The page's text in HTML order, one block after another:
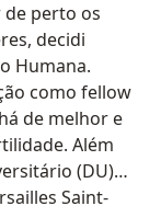
de perto os
decidi
Humana.
como fellow
de melhor e
Além
(DU)
Saint-